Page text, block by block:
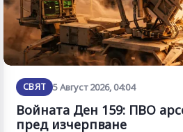
СВЯТ 5 Август 2026, 04:04
Войната Ден 159: ПВО
пред изчерпване